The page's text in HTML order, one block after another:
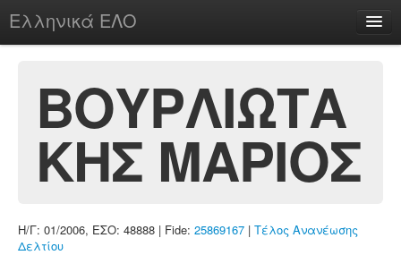
Ελληνικά ΕΛΟ
chesstu.be @ discord
Login
ΒΟΥΡΛΙΩΤΑ
ΚΗΣ ΜΑΡΙΟΣ
Η/Γ: 01/2006, ΕΣΟ: 48888 | Fide: 25869167 | Τέλος Ανανέωσης
Δελτίου